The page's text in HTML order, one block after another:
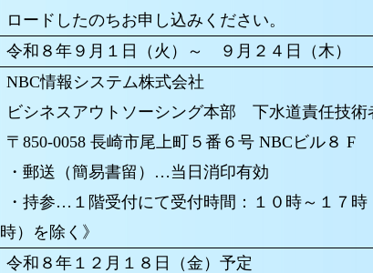
ロードしたのちお申し込みください。
令和８年９月１日（火）～ ９月２４日（木）
NBC情報システム株式会社
ビシネスアウトソーシング本部 下水道責任技術
〒850-0058長崎市尾上町５番６号NBC ビル８ F
・郵送（簡易書留）…当日消印有効
・持参…１階受付にて受付時間：１０時～１７
時）を除く》
令和８年１２月１８日（金）予定